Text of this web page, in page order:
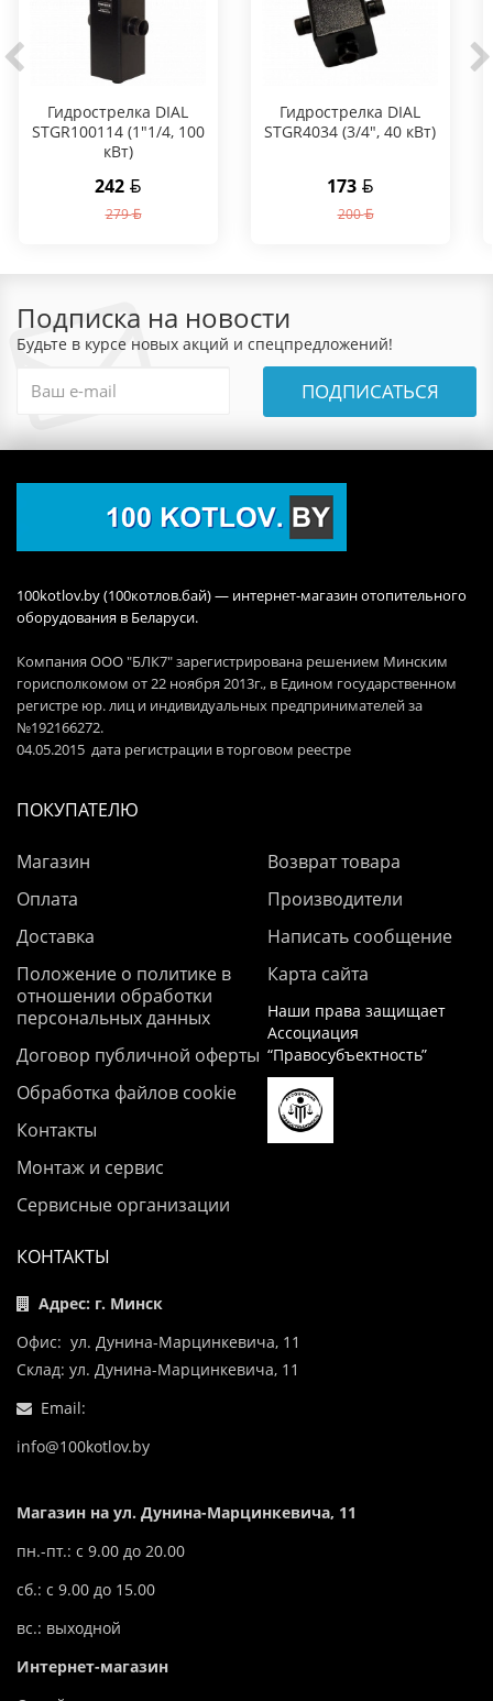
Гидрострелка DIAL
STGR100114 (1"1/4, 100
кВт)
242
279
Гидрострелка DIAL
STGR4034 (3/4", 40 кВт)
173
200
Подписка на новости
Будьте в курсе новых акций и спецпредложений!
ПОДПИСАТЬСЯ
100kotlov.by (100котлов.бай) — интернет-магазин отопительного
оборудования в Беларуси.
Компания ООО "БЛК7" зарегистрирована решением Минским
горисполкомом от 22 ноября 2013г., в Едином государственном
регистре юр. лиц и индивидуальных предпринимателей за
№192166272.
04.05.2015 дата регистрации в торговом реестре
ПОКУПАТЕЛЮ
Магазин
Оплата
Доставка
Положение о политике в
отношении обработки
персональных данных
Договор публичной оферты
Обработка файлов cookie
Контакты
Монтаж и сервис
Сервисные организации
Возврат товара
Производители
Написать сообщение
Карта сайта
Наши права защищает
Ассоциация
“Правосубъектность”
КОНТАКТЫ
Адрес: г. Минск
Офис: ул. Дунина-Марцинкевича, 11
Склад: ул. Дунина-Марцинкевича, 11
Email:
info@100kotlov.by
Магазин на ул. Дунина-Марцинкевича, 11
пн.-пт.: с 9.00 до 20.00
сб.: с 9.00 до 15.00
вс.: выходной
Интернет-магазин